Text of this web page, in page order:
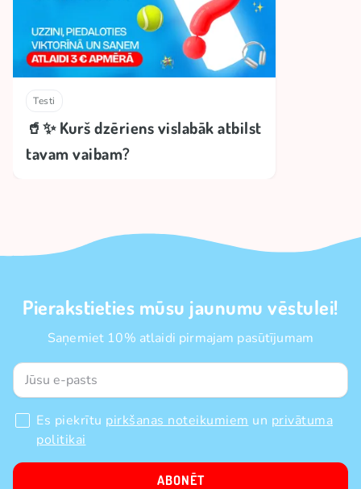
Testi
🥤✨ Kurš dzēriens vislabāk atbilst
tavam vaibam?
Pierakstieties mūsu jaunumu vēstulei!
Saņemiet 10% atlaidi pirmajam pasūtījumam
Es piekrītu pirkšanas noteikumiem un privātuma
politikai
ABONĒT